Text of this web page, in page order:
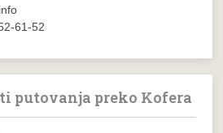
61-52
putovanja preko Kofera